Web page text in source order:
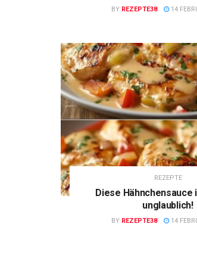
BY REZEPTE38 14
REZEPTE
Diese Hähnchensauce
unglaublich!
BY REZEPTE38 14